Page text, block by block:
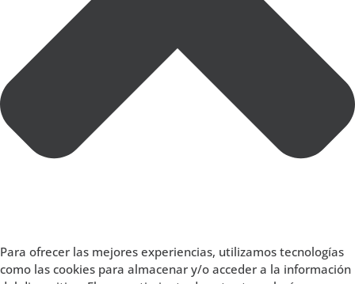
Para ofrecer las mejores experiencias, utilizamos tecnologías
como las cookies para almacenar y/o acceder a la información